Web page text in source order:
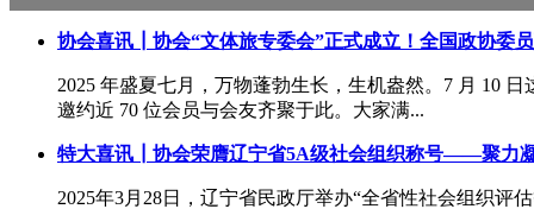
协会喜讯┃协会“文体旅专委会”正式成立！全国政协委
2025 年盛夏七月，万物蓬勃生长，生机盎然。7 月 10
邀约近 70 位会员与会友齐聚于此。大家满...
特大喜讯┃协会荣膺辽宁省5A级社会组织称号——聚力
2025年3月28日，辽宁省民政厅举办“全省性社会组织评